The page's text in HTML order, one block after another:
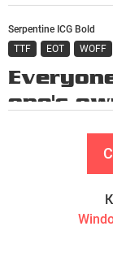
Serpentine ICG Bold
TTF
EOT WOFF